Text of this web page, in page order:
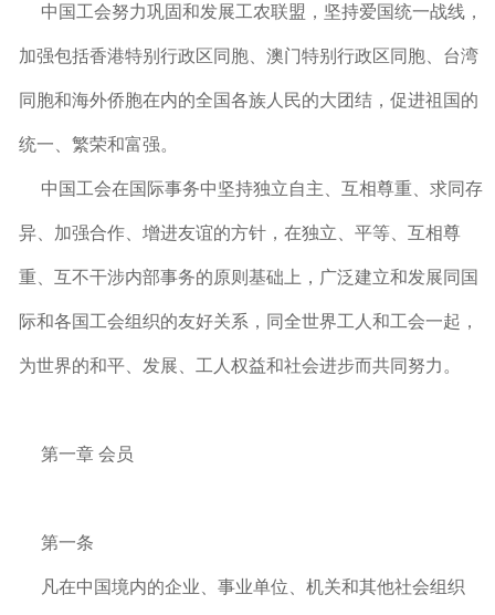
中国工会努力巩固和发展工农联盟，坚持爱国统一战线，
加强包括香港特别行政区同胞、澳门特别行政区同胞、台湾
同胞和海外侨胞在内的全国各族人民的大团结，促进祖国的
统一、繁荣和富强。
中国工会在国际事务中坚持独立自主、互相尊重、求同存
异、加强合作、增进友谊的方针，在独立、平等、互相尊
重、互不干涉内部事务的原则基础上，广泛建立和发展同国
际和各国工会组织的友好关系，同全世界工人和工会一起，
为世界的和平、发展、工人权益和社会进步而共同努力。
第一章 会员
第一条
凡在中国境内的企业、事业单位、机关和其他社会组织